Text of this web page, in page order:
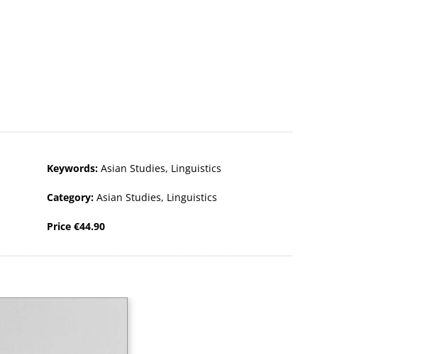
Keywords: Asian Studies, Linguistics
Category: Asian Studies, Linguistics
Price €44.90